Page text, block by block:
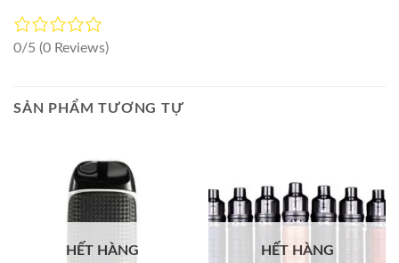
0/5 (0 Reviews)
SẢN PHẨM TƯƠNG TỰ
HẾT HÀNG HẾT HÀNG